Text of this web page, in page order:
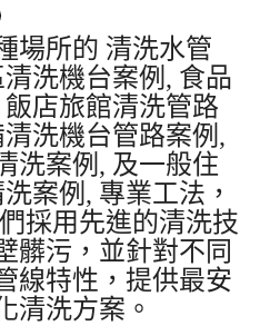
場所的 清洗水管
洗機台案例, 食品
店旅館清洗管路
洗機台管路案例,
洗案例, 及一般住
案例, 專業工法，
採用先進的清洗技
髒污，並針對不同
線特性，提供最安
清洗方案。